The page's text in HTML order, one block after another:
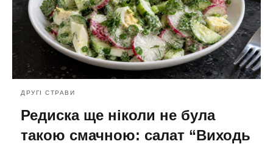
ДРУГІ СТРАВИ
Редиска ще ніколи не була
такою смачною: салат “Виходь